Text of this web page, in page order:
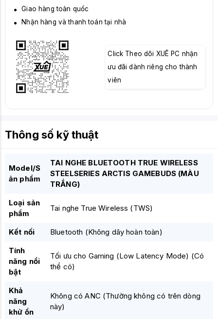
Giao hàng toàn quốc
Nhận hàng và thanh toán tại nhà
Click Theo dõi XUÊ PC nhận
ưu đãi dành riêng cho thành
viên
Thông số kỹ thuật
Model/S
ản phẩm
TAI NGHE BLUETOOTH TRUE WIRELESS
STEELSERIES ARCTIS GAMEBUDS (MÀU
TRẮNG)
Loại sản
phẩm
Tai nghe True Wireless (TWS)
Kết nối Bluetooth (Không dây hoàn toàn)
Tính
năng nổi
bật
Tối ưu cho Gaming (Low Latency Mode) (Có
thể có)
Khả
năng
khử ồn
Không có ANC (Thường không có trên dòng
này)